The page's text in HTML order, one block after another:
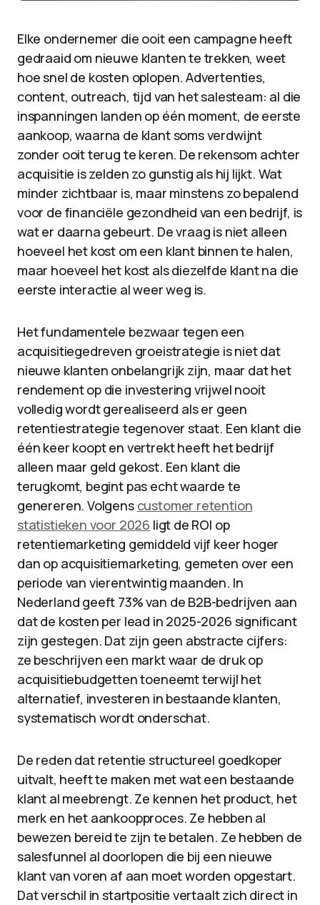
Elke ondernemer die ooit een campagne heeft
gedraaid om nieuwe klanten te trekken, weet
hoe snel de kosten oplopen. Advertenties,
content, outreach, tijd van het salesteam: al die
inspanningen landen op één moment, de eerste
aankoop, waarna de klant soms verdwijnt
zonder ooit terug te keren. De rekensom achter
acquisitie is zelden zo gunstig als hij lijkt. Wat
minder zichtbaar is, maar minstens zo bepalend
voor de financiële gezondheid van een bedrijf, is
wat er daarna gebeurt. De vraag is niet alleen
hoeveel het kost om een klant binnen te halen,
maar hoeveel het kost als diezelfde klant na die
eerste interactie al weer weg is.
Het fundamentele bezwaar tegen een
acquisitiegedreven groeistrategie is niet dat
nieuwe klanten onbelangrijk zijn, maar dat het
rendement op die investering vrijwel nooit
volledig wordt gerealiseerd als er geen
retentiestrategie tegenover staat. Een klant die
één keer koopt en vertrekt heeft het bedrijf
alleen maar geld gekost. Een klant die
terugkomt, begint pas echt waarde te
genereren. Volgens customer retention
statistieken voor 2026 ligt de ROI op
retentiemarketing gemiddeld vijf keer hoger
dan op acquisitiemarketing, gemeten over een
periode van vierentwintig maanden. In
Nederland geeft 73% van de B2B-bedrijven aan
dat de kosten per lead in 2025-2026 significant
zijn gestegen. Dat zijn geen abstracte cijfers:
ze beschrijven een markt waar de druk op
acquisitiebudgetten toeneemt terwijl het
alternatief, investeren in bestaande klanten,
systematisch wordt onderschat.
De reden dat retentie structureel goedkoper
uitvalt, heeft te maken met wat een bestaande
klant al meebrengt. Ze kennen het product, het
merk en het aankoopproces. Ze hebben al
bewezen bereid te zijn te betalen. Ze hebben de
salesfunnel al doorlopen die bij een nieuwe
klant van voren af aan moet worden opgestart.
Dat verschil in startpositie vertaalt zich direct in